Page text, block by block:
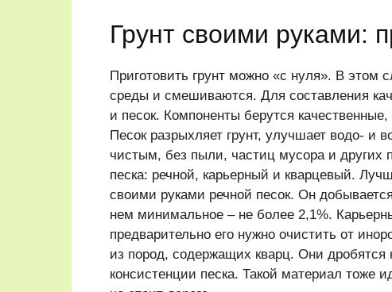
Грунт своими руками:
Приготовить грунт можно «с нуля». В этом
среды и смешиваются. Для составления
и песок. Компоненты берутся
Песок разрыхляет грунт, улучшает водо- и
чистым, без пыли, частиц мусора и других
песка: речной, карьерный и кварцевый.
своими руками речной песок. Он
нем минимальное – не более 2,1%.
предварительно его нужно очистить от
из пород, содержащих кварц. Они
консистенции песка. Такой материал тоже